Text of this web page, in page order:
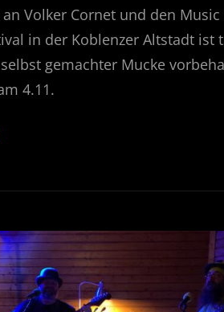
Volker Cornet und den Music
in der Koblenzer Altstadt ist
gemachter Mucke
4.11.